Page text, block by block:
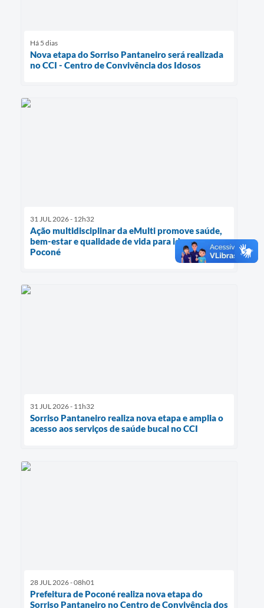
Há 5 dias
Nova etapa do Sorriso Pantaneiro será realizada
no CCI - Centro de Convivência dos Idosos
31 JUL 2026 - 12h32
Ação multidisciplinar da eMulti promove saúde,
bem-estar e qualidade de vida para idosos em
Poconé
31 JUL 2026 - 11h32
Sorriso Pantaneiro realiza nova etapa e amplia o
acesso aos serviços de saúde bucal no CCI
28 JUL 2026 - 08h01
Prefeitura de Poconé realiza nova etapa do
Sorriso Pantaneiro no Centro de Convivência dos